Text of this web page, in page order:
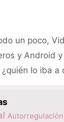
un poco,
y Android
lo iba a
Autorregulación